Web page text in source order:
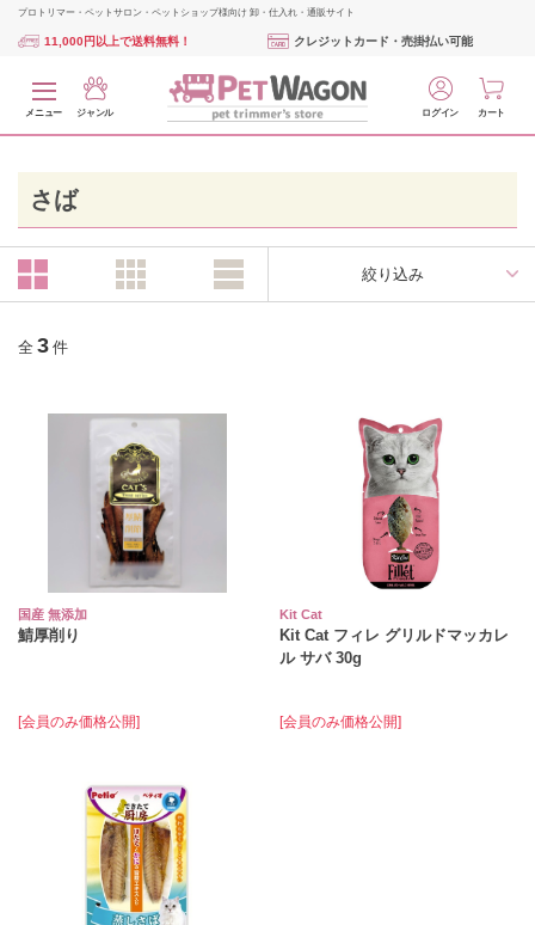
プロトリマー・ペットサロン・ペットショップ様向け 卸・仕入れ・通販サイト
11,000円以上で送料無料！ クレジットカード・売掛払い可能
メニュー ジャンル ログイン カート
さば
絞り込み
全 3 件
国産 無添加
鯖厚削り
[会員のみ価格公開]
Kit Cat
Kit Cat フィレ グリルドマッカレ
ル サバ 30g
[会員のみ価格公開]